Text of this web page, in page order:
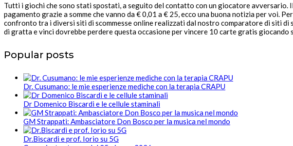
Tutti i giochi che sono stati spostati, a seguito del contatto con un giocatore avversario.
pagamento grazie a somme che vanno da € 0,01 a € 25, ecco una buona notizia per voi.
confronto tra i diversi siti di scommesse online realizzati dal nostro comparatore di siti
di gratta e vinci dovrebbe perdere questa occasione per vincere 10 carte gratis giocando
Popular posts
Dr. Cusumano: le mie esperienze mediche con la terapia CRAPU
Dr Domenico Biscardi e le cellule staminali
GM Strappati: Ambasciatore Don Bosco per la musica nel mondo
Dr.Biscardi e prof. Iorio su 5G